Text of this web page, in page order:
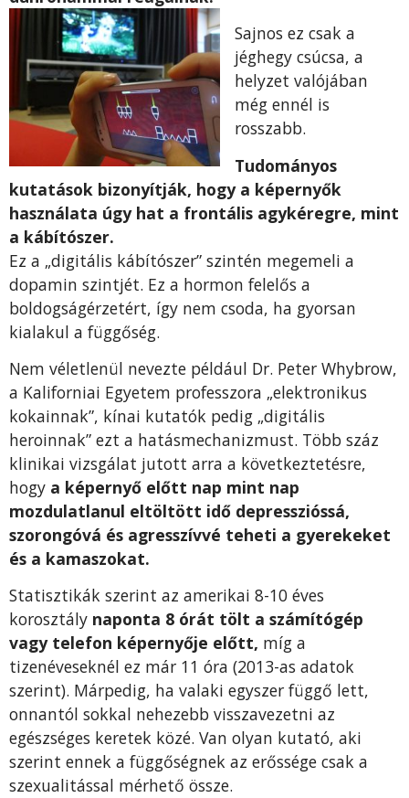
Sajnos ez csak a
jéghegy csúcsa, a
helyzet valójában
még ennél is
rosszabb.
Tudományos
kutatások bizonyítják, hogy a képernyők
használata úgy hat a frontális agykéregre, mint
a kábítószer.
Ez a „digitális kábítószer” szintén megemeli a
dopamin szintjét. Ez a hormon felelős a
boldogságérzetért, így nem csoda, ha gyorsan
kialakul a függőség.
Nem véletlenül nevezte például Dr. Peter Whybrow,
a Kaliforniai Egyetem professzora „elektronikus
kokainnak”, kínai kutatók pedig „digitális
heroinnak” ezt a hatásmechanizmust. Több száz
klinikai vizsgálat jutott arra a következtetésre,
hogy a képernyő előtt nap mint nap
mozdulatlanul eltöltött idő depresszióssá,
szorongóvá és agresszívvé teheti a gyerekeket
és a kamaszokat.
Statisztikák szerint az amerikai 8-10 éves
korosztály naponta 8 órát tölt a számítógép
vagy telefon képernyője előtt, míg a
tizenéveseknél ez már 11 óra (2013-as adatok
szerint). Márpedig, ha valaki egyszer függő lett,
onnantól sokkal nehezebb visszavezetni az
egészséges keretek közé. Van olyan kutató, aki
szerint ennek a függőségnek az erőssége csak a
szexualitással mérhető össze.